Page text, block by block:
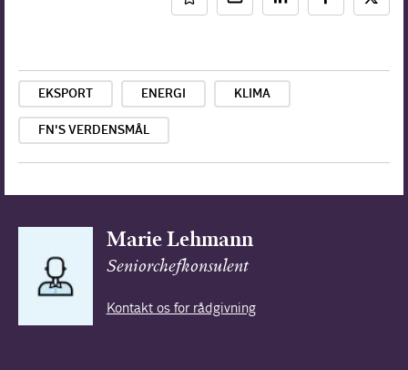
EKSPORT ENERGI KLIMA
FN'S VERDENSMÅL
Marie Lehmann
Seniorchefkonsulent
Kontakt os for rådgivning